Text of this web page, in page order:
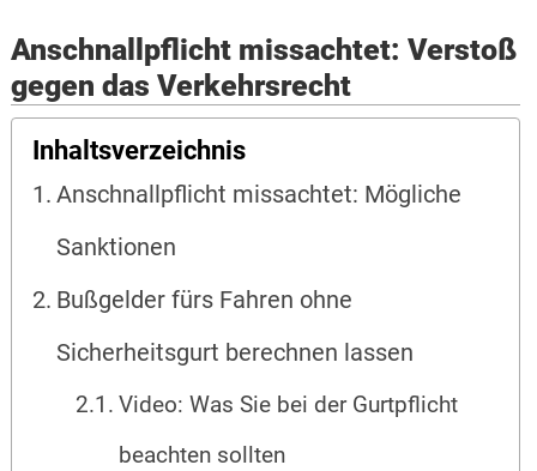
Anschnallpflicht missachtet: Verstoß
gegen das Verkehrsrecht
Inhaltsverzeichnis
Anschnallpflicht missachtet: Mögliche
Sanktionen
Bußgelder fürs Fahren ohne
Sicherheitsgurt berechnen lassen
Video: Was Sie bei der Gurtpflicht
beachten sollten